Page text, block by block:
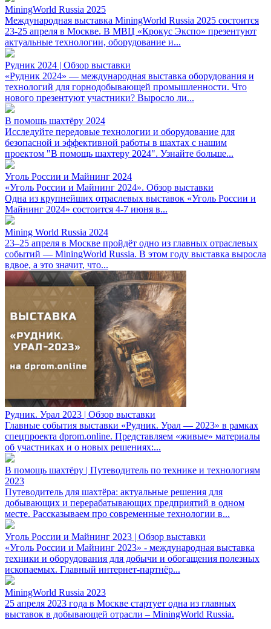
MiningWorld Russia 2025
Международная выставка MiningWorld Russia 2025 состоится
23-25 апреля в Москве. В МВЦ «Крокус Экспо» презентуют
актуальные технологии, оборудование и...
Рудник 2024 | Обзор выставки
«Рудник 2024» — международная выставка оборудования и
технологий для горнодобывающей промышленности. Что
нового презентуют участники? Выросло ли...
В помощь шахтёру 2024
Исследуйте передовые технологии и оборудование для
безопасной и эффективной работы в шахтах с нашим
проектом "В помощь шахтеру 2024". Узнайте больше...
Уголь России и Майнинг 2024
«Уголь России и Майнинг 2024». Обзор выставки
Одна из крупнейших отраслевых выставок «Уголь России и
Майнинг 2024» состоится 4-7 июня в...
Mining World Russia 2024
23–25 апреля в Москве пройдёт одно из главных отраслевых
событий — MiningWorld Russia. В этом году выставка выросла
вдвое, а это значит, что...
Рудник. Урал 2023 | Обзор выставки
Главные события выставки «Рудник. Урал — 2023» в рамках
спецпроекта dprom.online. Представляем «живые» материалы
об участниках и о новых решениях:...
В помощь шахтёру | Путеводитель по технике и технологиям
2023
Путеводитель для шахтёра: актуальные решения для
добывающих и перерабатывающих предприятий в одном
месте. Рассказываем про современные технологии в...
Уголь России и Майнинг 2023 | Обзор выставки
«Уголь России и Майнинг 2023» - международная выставка
техники и оборудования для добычи и обогащения полезных
ископаемых. Главный интернет-партнёр...
MiningWorld Russia 2023
25 апреля 2023 года в Москве стартует одна из главных
выставок в добывающей отрасли – MiningWorld Russia.